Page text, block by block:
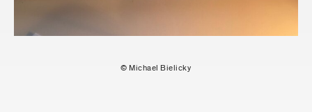
© Michael Bielicky